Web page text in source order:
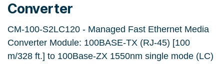
Converter
CM-100-S2LC120 - Managed Fast Ethernet Media
Converter Module: 100BASE-TX (RJ-45) [100
m/328 ft.] to 100Base-ZX 1550nm single mode (LC)